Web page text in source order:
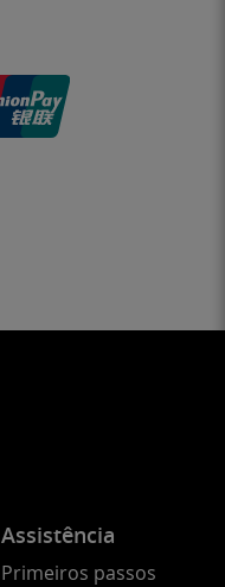
Assistência
Primeiros passos